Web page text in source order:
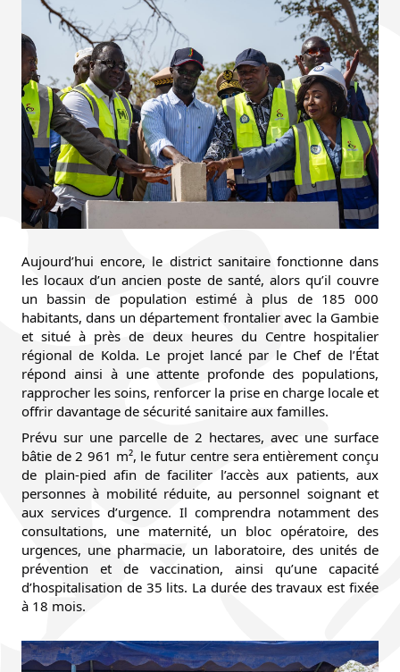
Aujourd’hui encore, le district sanitaire fonctionne dans
les locaux d’un ancien poste de santé, alors qu’il couvre
un bassin de population estimé à plus de 185 000
habitants, dans un département frontalier avec la Gambie
et situé à près de deux heures du Centre hospitalier
régional de Kolda. Le projet lancé par le Chef de l’État
répond ainsi à une attente profonde des populations,
rapprocher les soins, renforcer la prise en charge locale et
offrir davantage de sécurité sanitaire aux familles.
Prévu sur une parcelle de 2 hectares, avec une surface
bâtie de 2 961 m², le futur centre sera entièrement conçu
de plain-pied afin de faciliter l’accès aux patients, aux
personnes à mobilité réduite, au personnel soignant et
aux services d’urgence. Il comprendra notamment des
consultations, une maternité, un bloc opératoire, des
urgences, une pharmacie, un laboratoire, des unités de
prévention et de vaccination, ainsi qu’une capacité
d’hospitalisation de 35 lits. La durée des travaux est fixée
à 18 mois.